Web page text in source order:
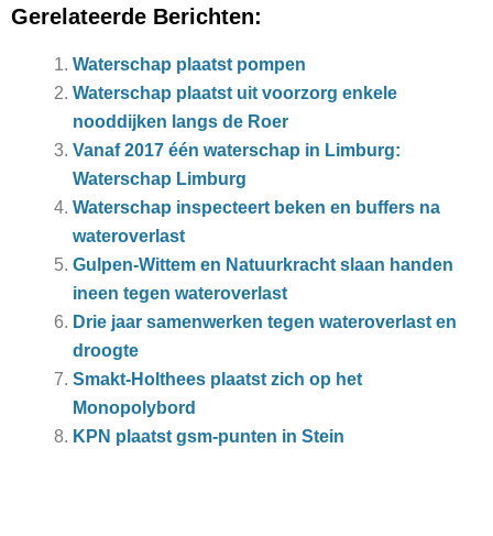
Gerelateerde Berichten:
Waterschap plaatst pompen
Waterschap plaatst uit voorzorg enkele
nooddijken langs de Roer
Vanaf 2017 één waterschap in Limburg:
Waterschap Limburg
Waterschap inspecteert beken en buffers na
wateroverlast
Gulpen-Wittem en Natuurkracht slaan handen
ineen tegen wateroverlast
Drie jaar samenwerken tegen wateroverlast en
droogte
Smakt-Holthees plaatst zich op het
Monopolybord
KPN plaatst gsm-punten in Stein